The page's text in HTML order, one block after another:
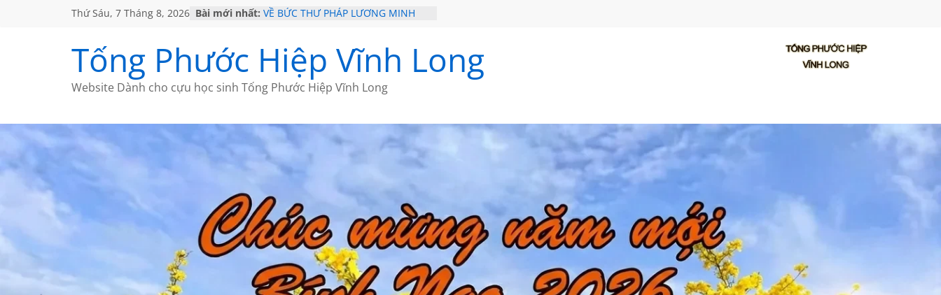
Thứ Sáu, 7 Tháng 8, 2026 Bài mới nhất: VỀ BỨC THƯ PHÁP LƯƠNG MINH
MỘT ĐỜI ĐI QUA NHỮNG TRANG
SÁCH
BẤT CHỢT CỦA CHÂU LỆ DUNG
CÀ PHÊ NGẮM NÚI
Tống Phước Hiệp Vĩnh Long
Website Dành cho cựu học sinh Tống Phước Hiệp Vĩnh Long